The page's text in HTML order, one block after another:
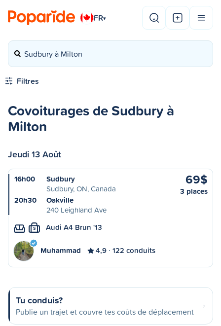
FR▾
Sudbury à Milton
Filtres
Covoiturages de Sudbury à
Milton
Jeudi 13 Août
16h00
Sudbury
Sudbury, ON, Canada
20h30
Oakville
240 Leighland Ave
69$
3 places
S Audi A4 Brun '13
Muhammad 4,9 122 conduits
Tu conduis?
Publie un trajet et couvre tes coûts de déplacement